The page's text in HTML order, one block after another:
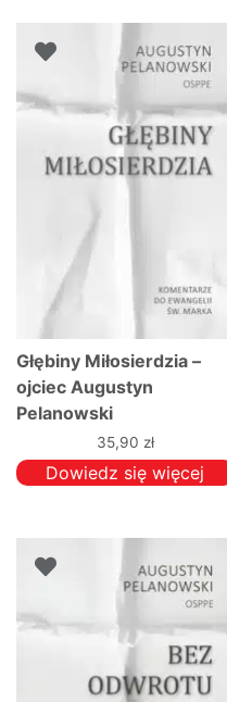
Głębiny Miłosierdzia –
ojciec Augustyn
Pelanowski
35,90 zł
Dowiedz się więcej